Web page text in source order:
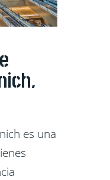
es una